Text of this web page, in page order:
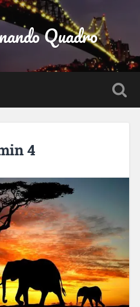
Quadro
4